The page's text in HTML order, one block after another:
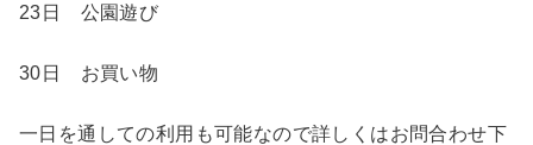
23日 公園遊び
30日 お買い物
一日を通しての利用も可能なので詳しくはお問合わせ下